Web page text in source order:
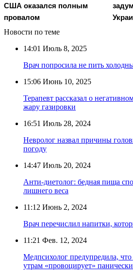
США оказался полным
провалом
Новости по теме
14:01 Июль 8, 2025
Врач попросила не пить
15:06 Июнь 10, 2025
Терапевт рассказал о
жару газировки
16:51 Июль 28, 2024
Невролог назвал причины
погоду
14:47 Июль 20, 2024
Анти-диетолог: бедная пища
лишнего веса
11:12 Июнь 2, 2024
Врач перечислил напитки,
11:21 Фев. 12, 2024
Медпсихолог предупредила,
утрам «провоцирует»